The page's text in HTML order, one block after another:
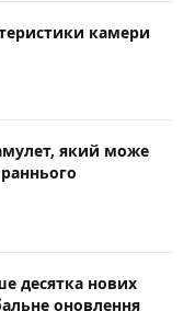
камери
який може
десятка нових
оновлення